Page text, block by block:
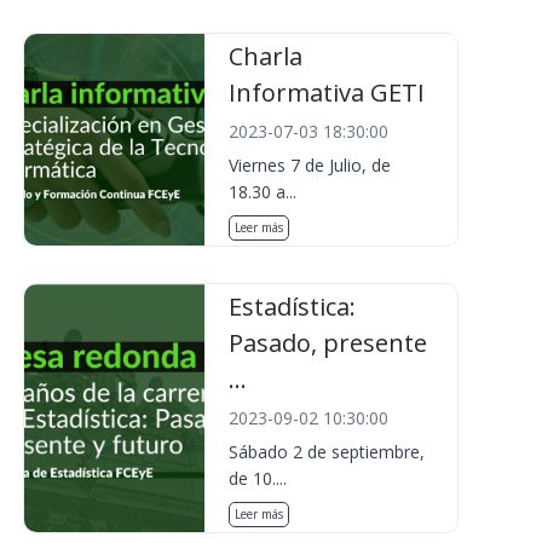
Charla
Informativa GETI
2023-07-03 18:30:00
Viernes 7 de Julio, de
18.30 a...
Leer más
Estadística:
Pasado, presente
...
2023-09-02 10:30:00
Sábado 2 de septiembre,
de 10....
Leer más